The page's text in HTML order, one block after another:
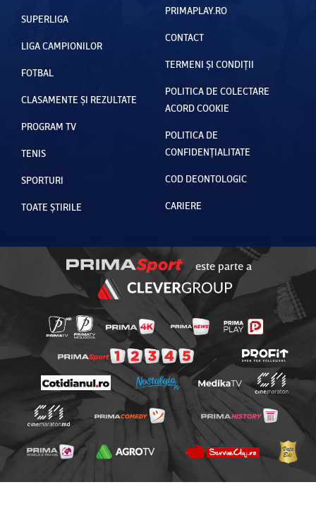
SUPERLIGA
LIGA CAMPIONILOR
FOTBAL
CLASAMENTE ȘI REZULTATE
PROGRAM TV
TENIS
SPORTURI
TOATE ȘTIRILE
PRIMAPLAY.RO
CONTACT
TERMENI ȘI CONDIȚII
POLITICA DE COLECTARE
ACORD COOKIE
POLITICA DE
CONFIDENȚIALITATE
COD DEONTOLOGIC
CARIERE
este parte a